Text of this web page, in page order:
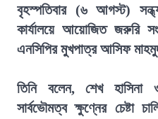
বৃহস্পতিবার (৬ আগস্ট)
কার্যালয়ে আয়োজিত জরুরি
এনসিপির মুখপাত্র আসিফ
তিনি বলেন, শেখ হাসিনা
সার্বভৌমত্ব ক্ষুণ্নের চেষ্টা